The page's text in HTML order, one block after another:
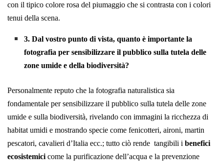
con il tipico colore rosa del piumaggio che si contrasta con i colori
tenui della scena.
3. Dal vostro punto di vista, quanto è importante la
fotografia per sensibilizzare il pubblico sulla tutela delle
zone umide e della biodiversità?
Personalmente reputo che la fotografia naturalistica sia
fondamentale per sensibilizzare il pubblico sulla tutela delle zone
umide e sulla biodiversità, rivelando con immagini la ricchezza di
habitat umidi e mostrando specie come fenicotteri, aironi, martin
pescatori, cavalieri d’Italia ecc.; tutto ciò rende tangibili i benefici
ecosistemici come la purificazione dell’acqua e la prevenzione